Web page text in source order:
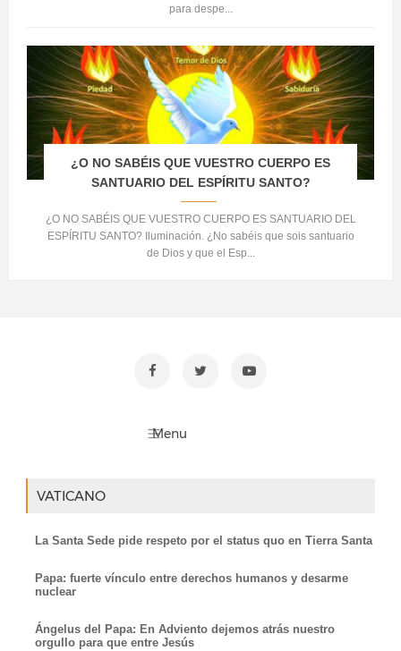
para despe...
¿O NO SABÉIS QUE VUESTRO CUERPO ES
SANTUARIO DEL ESPÍRITU SANTO?
¿O NO SABÉIS QUE VUESTRO CUERPO ES SANTUARIO DEL
ESPÍRITU SANTO? Iluminación. ¿No sabéis que sois santuario
de Dios y que el Esp...
VATICANO
La Santa Sede pide respeto por el status quo en Tierra Santa
Papa: fuerte vínculo entre derechos humanos y desarme
nuclear
Ángelus del Papa: En Adviento dejemos atrás nuestro
orgullo para que entre Jesús